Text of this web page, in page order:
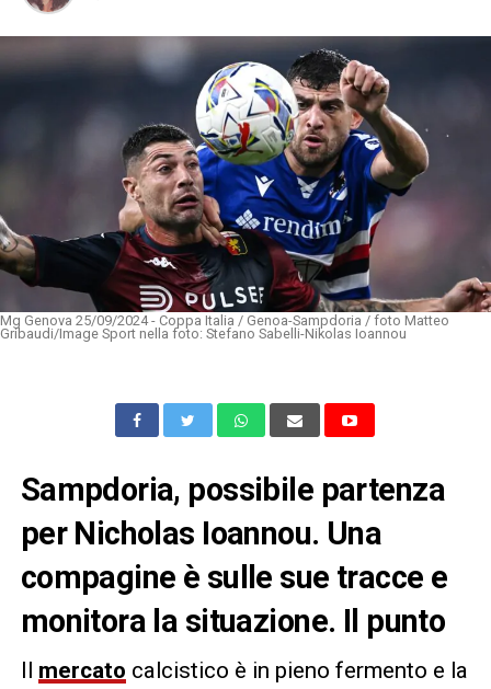
Mg Genova 25/09/2024 - Coppa Italia / Genoa-Sampdoria / foto Matteo
Gribaudi/Image Sport nella foto: Stefano Sabelli-Nikolas Ioannou
Sampdoria, possibile partenza
per Nicholas Ioannou. Una
compagine è sulle sue tracce e
monitora la situazione. Il punto
Il mercato calcistico è in pieno fermento e la